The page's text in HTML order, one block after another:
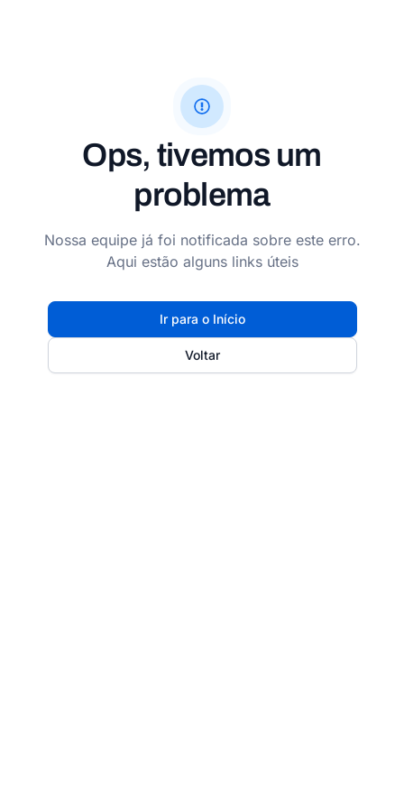
Ops, tivemos um
problema
Nossa equipe já foi notificada sobre este erro.
Aqui estão alguns links úteis
Ir para o Início
Voltar